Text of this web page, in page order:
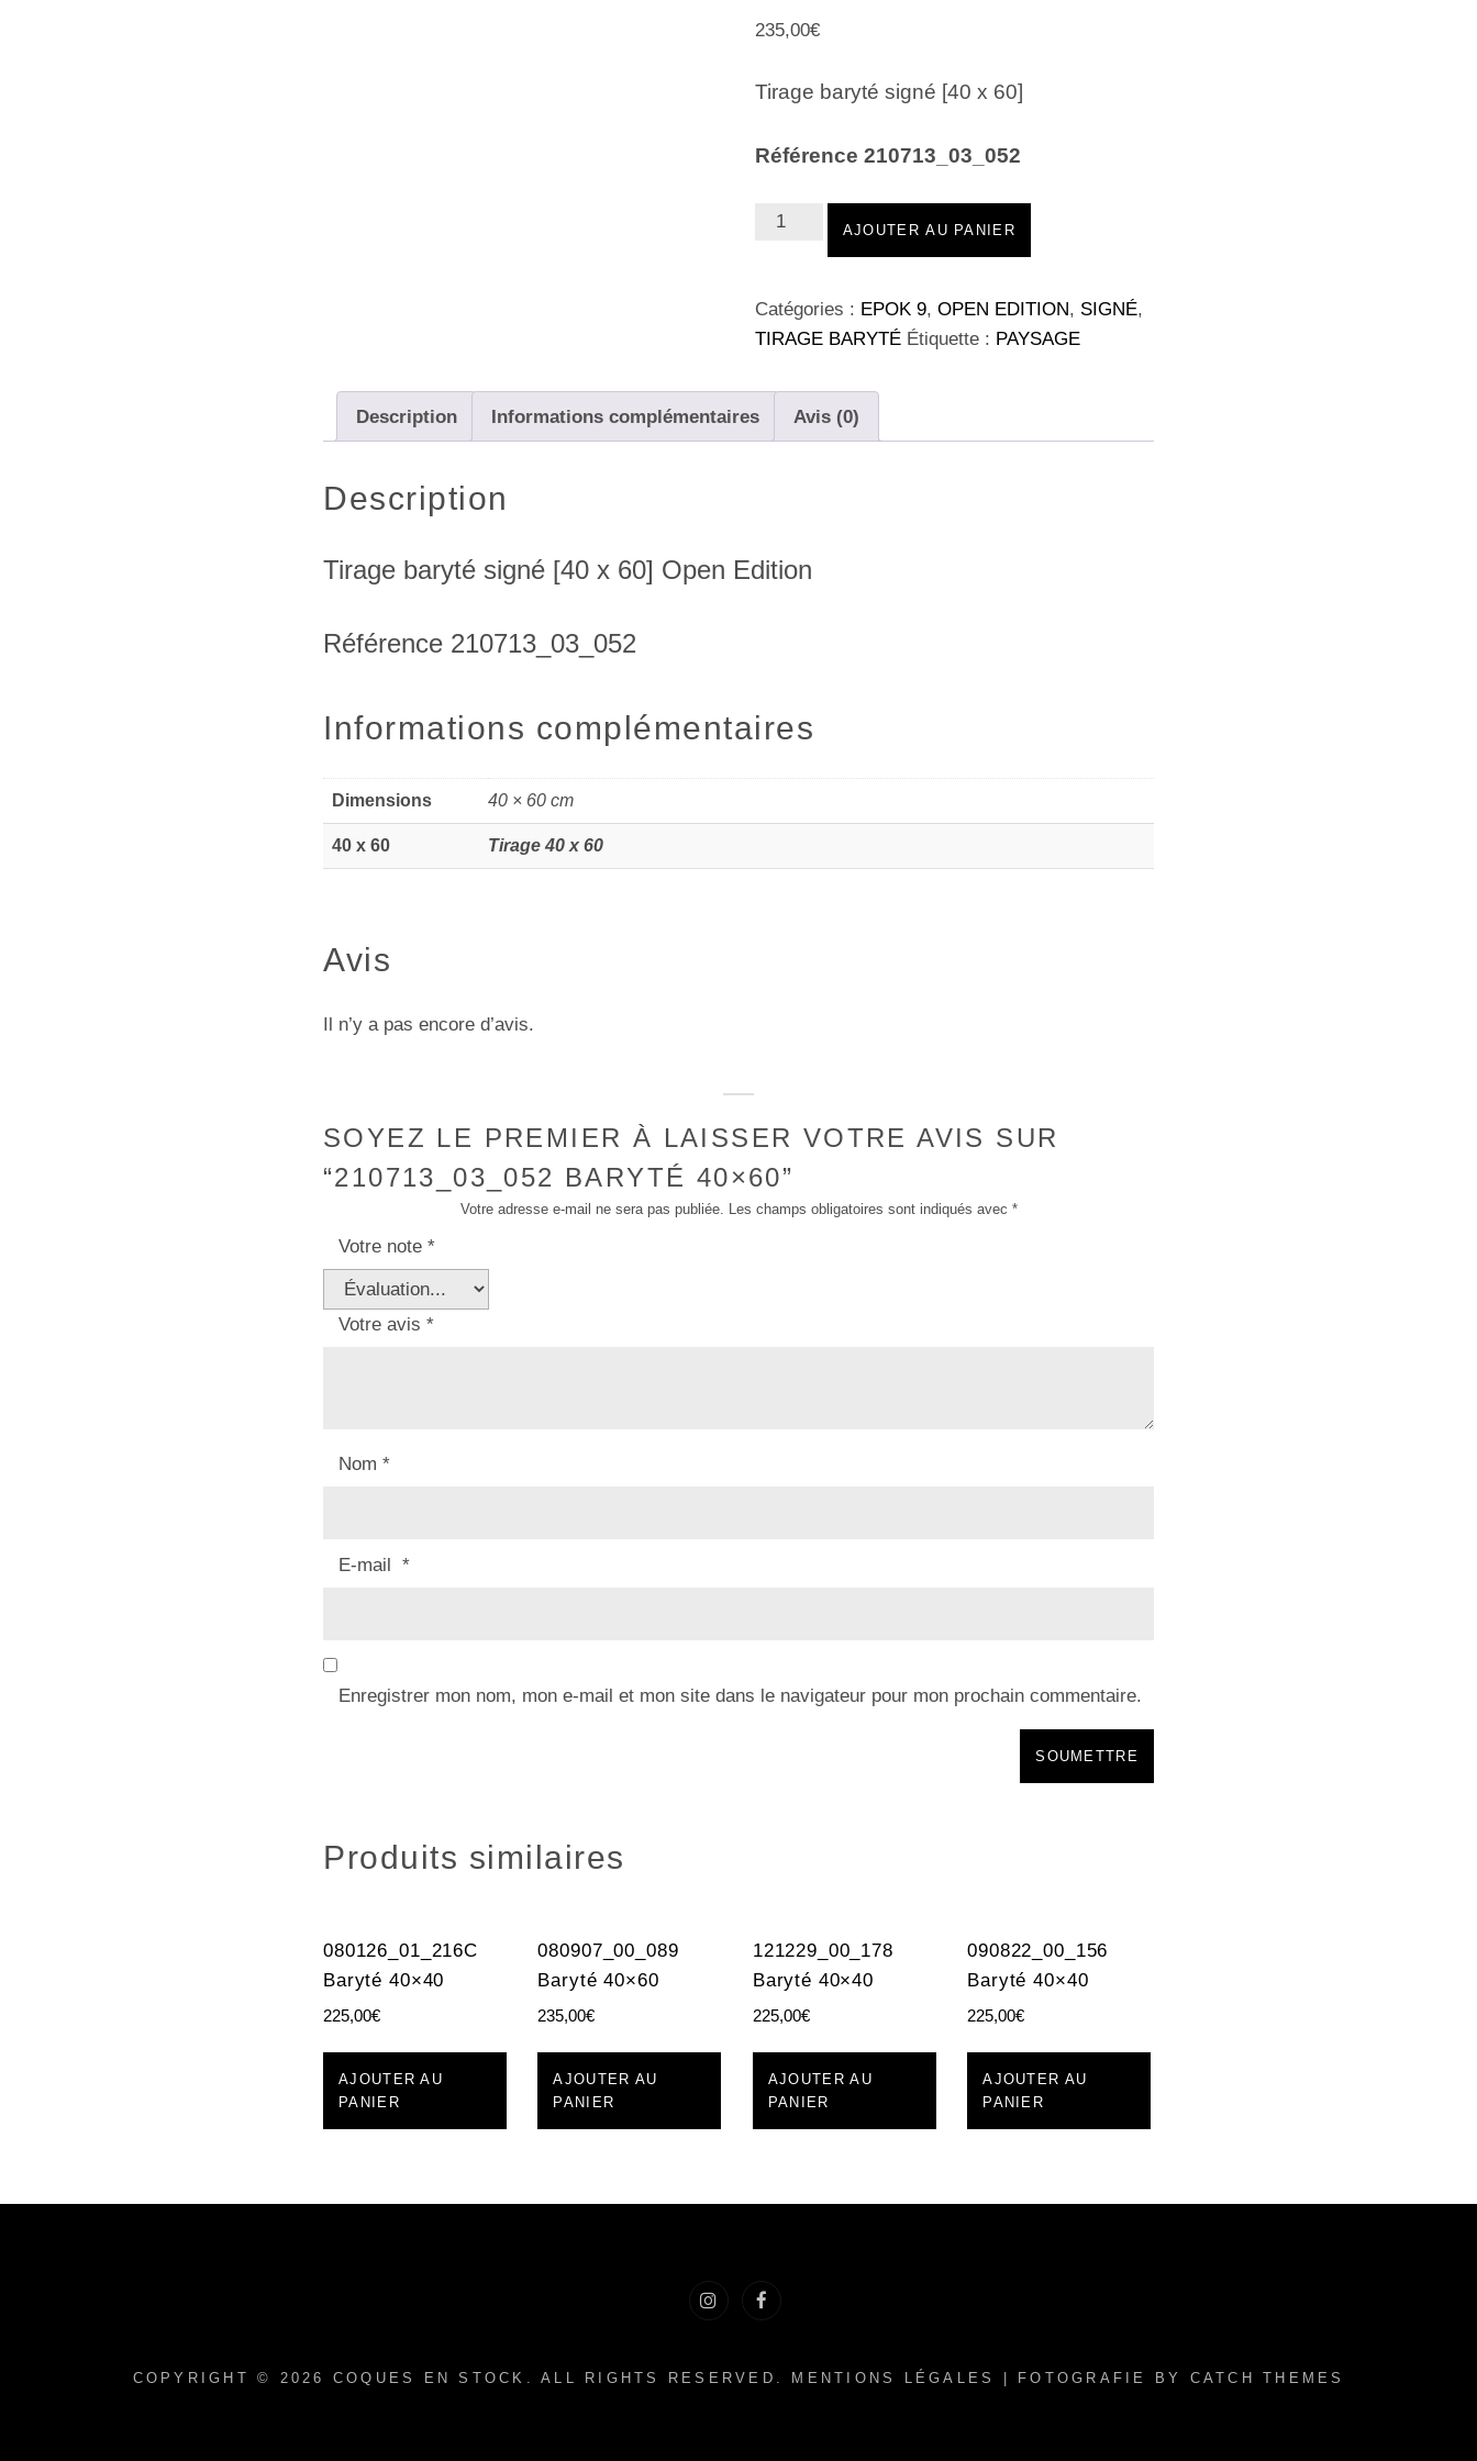
235,00€
Tirage baryté signé [40 x 60]
Référence 210713_03_052
quantité
Baryté
40x60
AJOUTER AU PANIER
Catégories : EPOK 9,OPEN EDITION, SIGNÉ,
TIRAGE BARYTÉ Étiquette : PAYSAGE
Description Informations complémentaires Avis (0)
Description
Tirage baryté signé [40 x 60] Open Edition
Référence 210713_03_052
Informations complémentaires
Dimensions 40 × 60 cm
40 x 60 Tirage 40 x 60
Avis
Il n’y a pas encore d’avis.
SOYEZ LE PREMIER À LAISSER VOTRE AVIS SUR
“210713_03_052 BARYTÉ 40×60”
Votre adresse e-mail ne sera pas publiée. Les champs obligatoires sont indiqués avec *
Votre note *
Votre avis *
Nom *
E-mail *
Enregistrer mon nom, mon e-mail et mon site dans le navigateur pour mon prochain commentaire.
Produits similaires
080126_01_216C
Baryté 40×40
225,00€
AJOUTER AU
PANIER
080907_00_089
Baryté 40×60
235,00€
AJOUTER AU
PANIER
121229_00_178
Baryté 40×40
225,00€
AJOUTER AU
PANIER
090822_00_156
Baryté 40×40
225,00€
AJOUTER AU
PANIER
COPYRIGHT © 2026 COQUES EN STOCK . ALL RIGHTS RESERVED. MENTIONS LÉGALES | FOTOGRAFIE BY CATCH THEMES